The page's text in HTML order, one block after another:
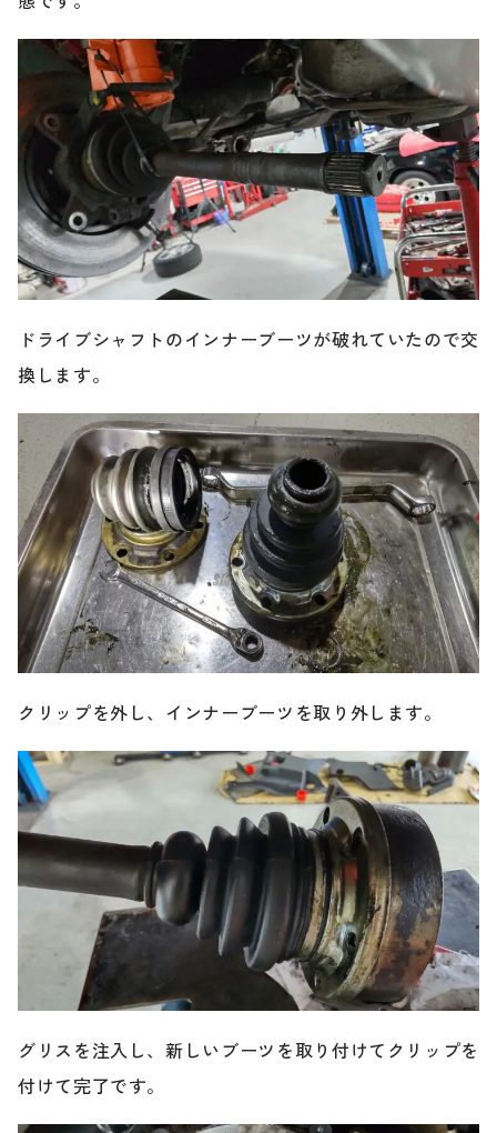
ドライブシャフトのインナーブーツが破れていたので交
換します。
クリップを外し、インナーブーツを取り外します。
グリスを注入し、新しいブーツを取り付けてクリップを
付けて完了です。